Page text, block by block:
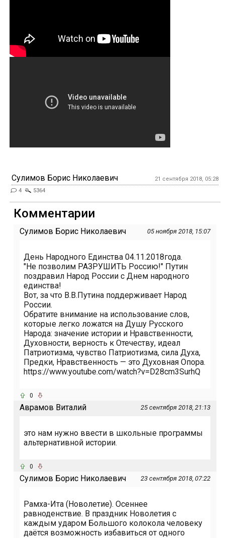
Сулимов Борис Николаевич
21 сентября 2018, 05:28
4
5364
Комментарии
Сулимов Борис Николаевич 05 ноября 2018, 15:07
День Народного Единства 04.11.2018года.
"Не позволим РАЗРУШИТЬ Россию!" Путин
поздравил Народ России с Днем народного
единства!
Вот, за что В.В.Путина поддерживает Народ
России.
Обратите внимание на использование слов,
которые легко ложатся на Душу Русского
Народа: значение истории и Нравственности,
Духовности, верность к Отечеству, идеал
Патриотизма, чувство Патриотизма, сила Духа,
Предки, Нравственность — это Духовная Опора.
https://www.youtube.com/watch?v=D28cm3SurhQ
0
Аврамов Виталий 25 сентября 2018, 21:13
это нам нужно ввести в школьные программы
альтернативной истории.
0
Сулимов Борис Николаевич 23 сентября 2018, 07:22
Рамха-Ита (Новолетие). Осеннее
равноденствие. В праздник Новолетия с
каждым ударом Большого колокола человеку
даётся возможность избавиться от одного